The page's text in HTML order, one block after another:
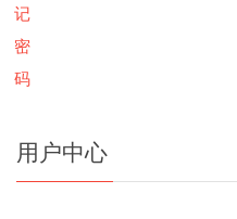
记
密
码
用户中心